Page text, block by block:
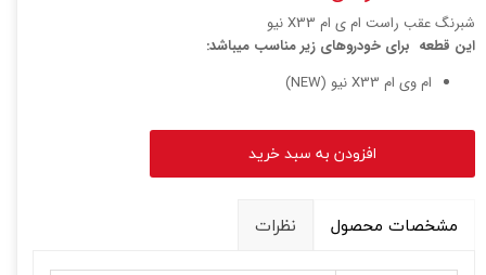
شبرنگ عقب راست ام ی ام X33 نیو
این قطعه برای خودروهای زیر مناسب میباشد:
ام وی ام X33 نیو (NEW)
افزودن به سبد خرید
مشخصات محصول نظرات